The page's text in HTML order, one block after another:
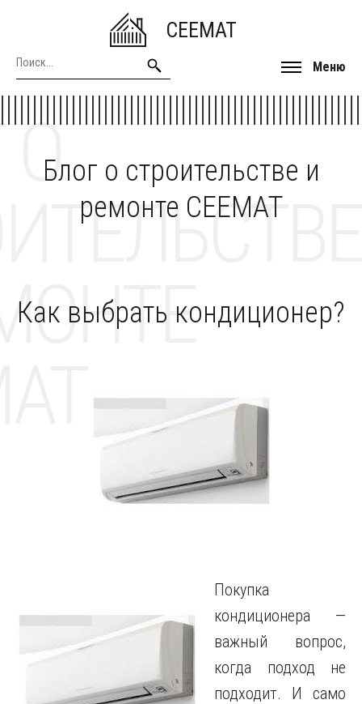
CEEMAT
Меню
Блог о строительстве и
ремонте CEEMAT
О
Как выбрать кондиционер?
Покупка
кондиционера —
важный вопрос,
когда подход не
подходит. И само